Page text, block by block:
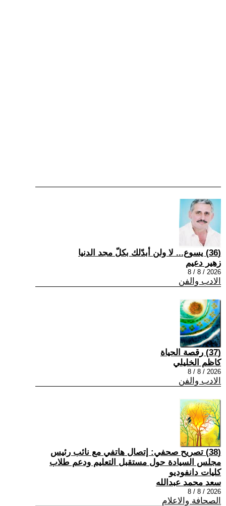
(36) يسوع... لا ولن أبدّلك بكلّ مجد الدنيا
زهير دعيم
2026 / 8 / 8
الادب والفن
(37) رقصة الحياة
كاظم الخليلي
2026 / 8 / 8
الادب والفن
(38) تصريح صحفي: إتصال هاتفي مع نائب رئيس
مجلس السيادة حول مستقبل التعليم ودعم طلاب
كليات دانفوديو
سعد محمد عبدالله
2026 / 8 / 8
الصحافة والاعلام